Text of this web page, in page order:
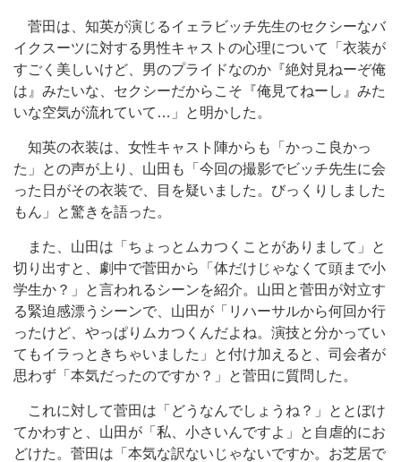
菅田は、知英が演じるイェラビッチ先生のセクシーなバ
イクスーツに対する男性キャストの心理について「衣装が
すごく美しいけど、男のプライドなのか『絶対見ねーぞ俺
は』みたいな、セクシーだからこそ『俺見てねーし』みた
いな空気が流れていて…」と明かした。
知英の衣装は、女性キャスト陣からも「かっこ良かっ
た」との声が上り、山田も「今回の撮影でビッチ先生に会
った日がその衣装で、目を疑いました。びっくりしました
もん」と驚きを語った。
また、山田は「ちょっとムカつくことがありまして」と
切り出すと、劇中で菅田から「体だけじゃなくて頭まで小
学生か？」と言われるシーンを紹介。山田と菅田が対立す
る緊迫感漂うシーンで、山田が「リハーサルから何回か行
ったけど、やっぱりムカつくんだよね。演技と分かってい
てもイラっときちゃいました」と付け加えると、司会者が
思わず「本気だったのですか？」と菅田に質問した。
これに対して菅田は「どうなんでしょうね？」ととぼけ
てかわすと、山田が「私、小さいんですよ」と自虐的にお
どけた。菅田は「本気な訳ないじゃないですか。お芝居で